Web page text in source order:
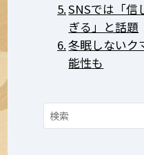
SNSでは「信
ぎる」と話題
冬眠しない
能性も